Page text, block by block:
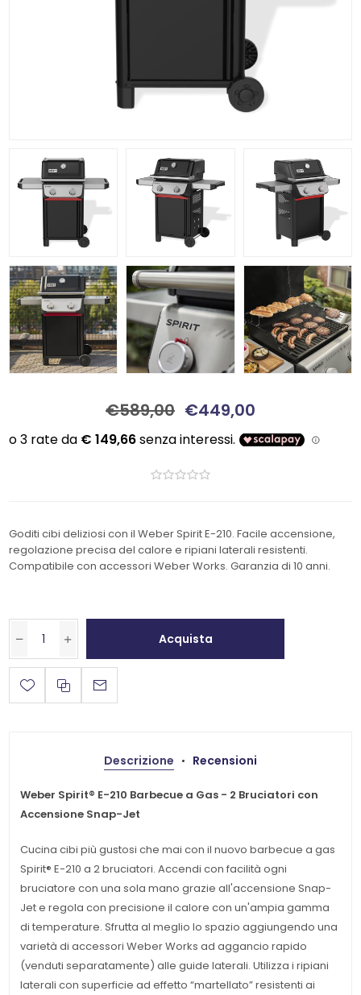
€589,00 €449,00
Goditi cibi deliziosi con il Weber Spirit E-210. Facile accensione,
regolazione precisa del calore e ripiani laterali resistenti.
Compatibile con accessori Weber Works. Garanzia di 10 anni.
Acquista
Descrizione Recensioni
Weber Spirit® E-210 Barbecue a Gas - 2 Bruciatori con
Accensione Snap-Jet
Cucina cibi più gustosi che mai con il nuovo barbecue a gas
Spirit® E-210 a 2 bruciatori. Accendi con facilità ogni
bruciatore con una sola mano grazie all'accensione Snap-
Jet e regola con precisione il calore con un'ampia gamma
di temperature. Sfrutta al meglio lo spazio aggiungendo una
varietà di accessori Weber Works ad aggancio rapido
(venduti separatamente) alle guide laterali. Utilizza i ripiani
laterali con superficie ad effetto “martellato” resistenti ai